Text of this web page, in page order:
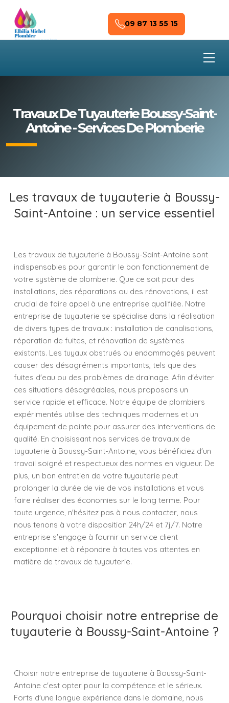
Skip to main content
09 87 13 55 15
Travaux De Tuyauterie Boussy-Saint-
Antoine - Services De Plomberie
Les travaux de tuyauterie à Boussy-
Saint-Antoine : un service essentiel
Les travaux de tuyauterie à Boussy-Saint-Antoine sont
indispensables pour garantir le bon fonctionnement de
votre système de plomberie. Que ce soit pour des
installations, des réparations ou des rénovations, il est
crucial de faire appel à une entreprise qualifiée. Notre
entreprise de tuyauterie se spécialise dans la réalisation
de divers types de travaux : installation de canalisations,
réparation de fuites, et rénovation de systèmes
existants. Les tuyaux obstrués ou endommagés peuvent
causer des désagréments importants, tels que des
fuites d'eau ou des problèmes de drainage. Afin d'éviter
ces situations désagréables, nous proposons un
service rapide et efficace. Notre équipe de plombiers
expérimentés utilise des techniques modernes et un
équipement de pointe pour assurer des interventions de
qualité. En choisissant nos services de travaux de
tuyauterie à Boussy-Saint-Antoine, vous bénéficiez d'un
travail soigné et respectueux des normes en vigueur. De
plus, un bon entretien de votre tuyauterie peut
prolonger la durée de vie de vos installations et vous
faire réaliser des économies sur le long terme. Pour
toute urgence, n'hésitez pas à nous contacter, nous
nous tenons à votre disposition 24h/24 et 7j/7. Notre
entreprise s'engage à fournir un service client
exceptionnel et à répondre à toutes vos attentes en
matière de travaux de tuyauterie.
Pourquoi choisir notre entreprise de
tuyauterie à Boussy-Saint-Antoine ?
Choisir notre entreprise de tuyauterie à Boussy-Saint-
Antoine c'est opter pour la compétence et le sérieux.
Forts d'une longue expérience dans le domaine, nous